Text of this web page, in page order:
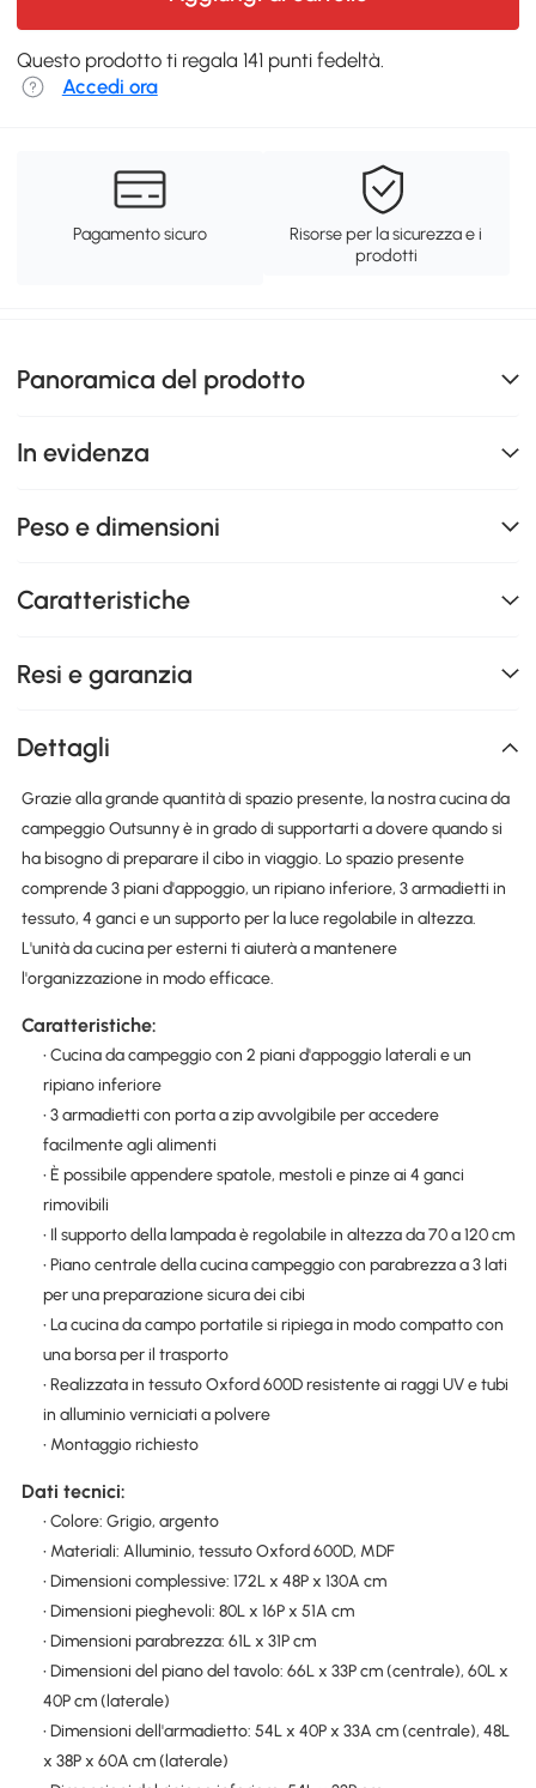
Questo prodotto ti regala 141 punti fedeltà.
Accedi ora
Pagamento sicuro
Risorse per la sicurezza e i
prodotti
Panoramica del prodotto
In evidenza
Peso e dimensioni
Caratteristiche
Resi e garanzia
Dettagli
Grazie alla grande quantità di spazio presente, la nostra cucina da
campeggio Outsunny è in grado di supportarti a dovere quando si
ha bisogno di preparare il cibo in viaggio. Lo spazio presente
comprende 3 piani d'appoggio, un ripiano inferiore, 3 armadietti in
tessuto, 4 ganci e un supporto per la luce regolabile in altezza.
L'unità da cucina per esterni ti aiuterà a mantenere
l'organizzazione in modo efficace.
Caratteristiche:
• Cucina da campeggio con 2 piani d'appoggio laterali e un
ripiano inferiore
• 3 armadietti con porta a zip avvolgibile per accedere
facilmente agli alimenti
• È possibile appendere spatole, mestoli e pinze ai 4 ganci
rimovibili
• Il supporto della lampada è regolabile in altezza da 70 a 120 cm
• Piano centrale della cucina campeggio con parabrezza a 3 lati
per una preparazione sicura dei cibi
• La cucina da campo portatile si ripiega in modo compatto con
una borsa per il trasporto
• Realizzata in tessuto Oxford 600D resistente ai raggi UV e tubi
in alluminio verniciati a polvere
• Montaggio richiesto
Dati tecnici:
• Colore: Grigio, argento
• Materiali: Alluminio, tessuto Oxford 600D, MDF
• Dimensioni complessive: 172L x 48P x 130A cm
• Dimensioni pieghevoli: 80L x 16P x 51A cm
• Dimensioni parabrezza: 61L x 31P cm
• Dimensioni del piano del tavolo: 66L x 33P cm (centrale), 60L x
40P cm (laterale)
• Dimensioni dell'armadietto: 54L x 40P x 33A cm (centrale), 48L
x 38P x 60A cm (laterale)